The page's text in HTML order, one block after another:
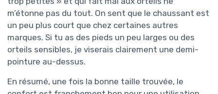
m’étonne pas du tout. On sent que le chaussant est
un peu plus court que chez certaines autres
marques. Si tu as des pieds un peu larges ou des
orteils sensibles, je viserais clairement une demi-
pointure au-dessus.
En résumé, une fois la bonne taille trouvée, le